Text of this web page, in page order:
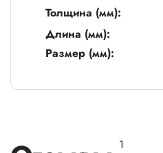
Толщина (мм):
Длина (мм):
Размер (мм):
1